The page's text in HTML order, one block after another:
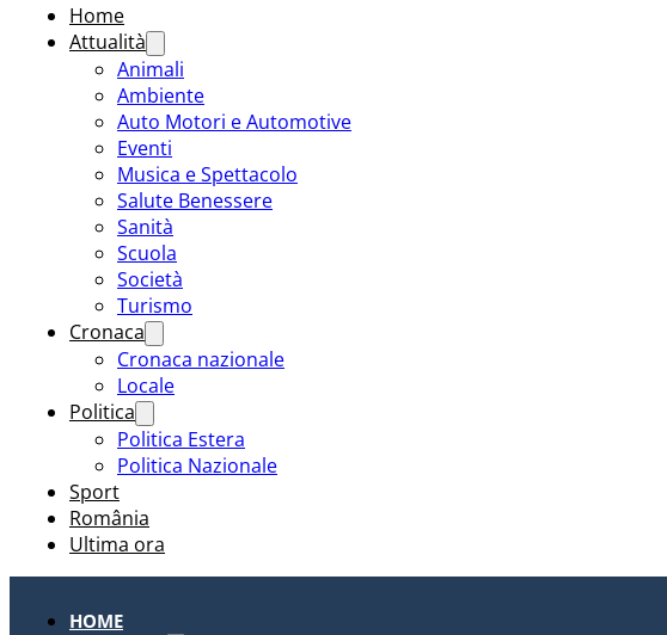
Home
Attualità
Animali
Ambiente
Auto Motori e Automotive
Eventi
Musica e Spettacolo
Salute Benessere
Sanità
Scuola
Società
Turismo
Cronaca
Cronaca nazionale
Locale
Politica
Politica Estera
Politica Nazionale
Sport
România
Ultima ora
HOME